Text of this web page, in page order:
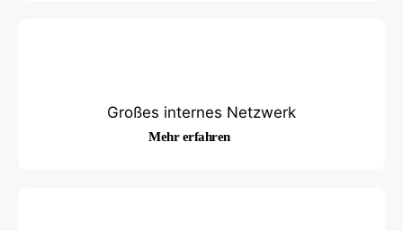
Großes internes Netzwerk
Mehr erfahren